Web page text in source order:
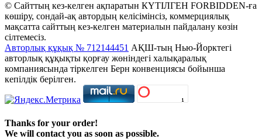
© Сайттың кез-келген ақпаратын КҮТІЛГЕН FORBIDDEN-ға
көшіру, сондай-ақ автордың келісімінсіз, коммерциялық
мақсатта сайттың кез-келген материалын пайдалану көзін
сілтемесіз.
Авторлық құқық № 712144451 АҚШ-тың Нью-Йорктегі
авторлық құқықты қорғау жөніндегі халықаралық
компаниясында тіркелген Берн конвенциясы бойынша
кепілдік берілген.
Thanks for your order!
We will contact you as soon as possible.